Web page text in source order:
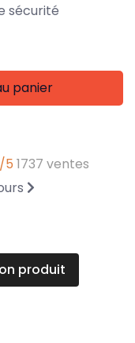
sécurité
panier
5 1737 ventes
produit